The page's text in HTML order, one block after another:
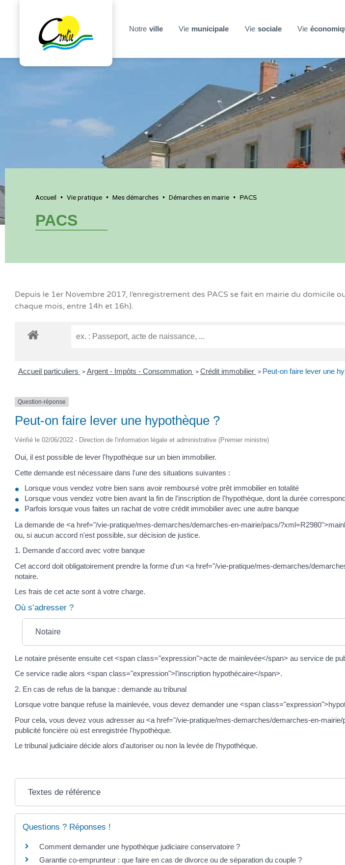
Notre ville Vie municipale Vie sociale Vie
Accueil • Vie pratique • Mes démarches • Démarches en mairie • PACS
PACS
Depuis le 1er Novembre 2017, l’enregistrement des PACS se fait en mairie du domicile
chaque mois, entre 14h et 16h).
Accueil particuliers > Argent - Impôts - Consommation > Crédit immobilier > Peut-on faire lever une
Question-réponse
Peut-on faire lever une hypothèque ?
Vérifié le 02/06/2022 - Direction de l'information légale et administrative (Premier ministre)
Oui, il est possible de lever l'hypothèque sur un bien immobilier.
Cette demande est nécessaire dans l'une des situations suivantes :
Lorsque vous vendez votre bien sans avoir remboursé votre prêt immobilier en totalité
Lorsque vous vendez votre bien avant la fin de l'inscription de l'hypothèque, dont la durée
Parfois lorsque vous faites un rachat de votre crédit immobilier avec une autre banque
La demande de <a href="/vie-pratique/mes-demarches/demarches-en-mairie/pacs/
ou, si aucun accord n'est possible, sur décision de justice.
1. Demande d'accord avec votre banque
Cet accord doit obligatoirement prendre la forme d'un <a href="/vie-pratique/mes-demarches/
notaire.
Les frais de cet acte sont à votre charge.
Où s’adresser ?
Notaire
Le notaire présente ensuite cet <span class="expression">acte de mainlevée</span> au service de
Ce service radie alors <span class="expression">l'inscription hypothécaire</span>.
2. En cas de refus de la banque : demande au tribunal
Lorsque votre banque refuse la mainlevée, vous devez demander une <span
Pour cela, vous devez vous adresser au <a href="/vie-pratique/mes-demarches/demarches-en-
publicité foncière où est enregistrée l'hypothèque.
Le tribunal judiciaire décide alors d'autoriser ou non la levée de l'hypothèque.
Textes de référence
Questions ? Réponses !
Comment demander une hypothèque judiciaire conservatoire ?
Garantie co-emprunteur : que faire en cas de divorce ou de séparation du couple ?